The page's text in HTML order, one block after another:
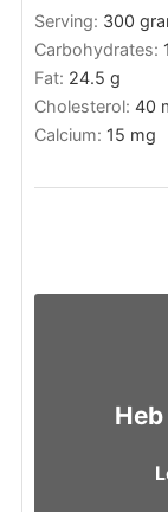
Serving: 300
Carbohydrates:
Fat: 24.5 g
Cholesterol: 40
Calcium: 15 mg